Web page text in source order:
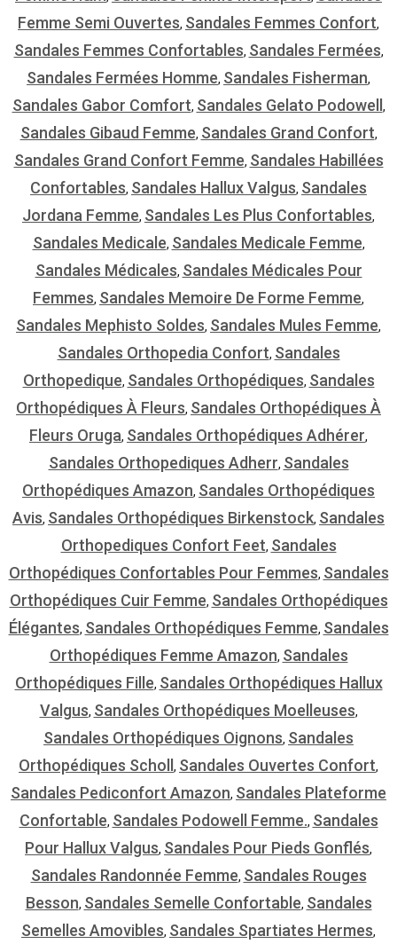
Femme Semi Ouvertes, Sandales Femmes Confort,
Sandales Femmes Confortables, Sandales Fermées,
Sandales Fermées Homme, Sandales Fisherman,
Sandales Gabor Comfort, Sandales Gelato Podowell ,
Sandales Gibaud Femme, Sandales Grand Confort,
Sandales Grand Confort Femme, Sandales Habillées
Confortables, Sandales Hallux Valgus, Sandales
Jordana Femme, Sandales Les Plus Confortables,
Sandales Medicale, Sandales Medicale Femme,
Sandales Médicales, Sandales Médicales Pour
Femmes, Sandales Memoire De Forme Femme,
Sandales Mephisto Soldes, Sandales Mules Femme,
Sandales Orthopedia Confort, Sandales
Orthopedique, Sandales Orthopédiques, Sandales
Orthopédiques À Fleurs, Sandales Orthopédiques À
Fleurs Oruga, Sandales Orthopédiques Adhérer,
Sandales Orthopediques Adherr, Sandales
Orthopédiques Amazon, Sandales Orthopédiques
Avis, Sandales Orthopédiques Birkenstock, Sandales
Orthopediques Confort Feet, Sandales
Orthopédiques Confortables Pour Femmes, Sandales
Orthopédiques Cuir Femme, Sandales Orthopédiques
Élégantes, Sandales Orthopédiques Femme, Sandales
Orthopédiques Femme Amazon, Sandales
Orthopédiques Fille, Sandales Orthopédiques Hallux
Valgus, Sandales Orthopédiques Moelleuses,
Sandales Orthopédiques Oignons, Sandales
Orthopédiques Scholl , Sandales Ouvertes Confort,
Sandales Pediconfort Amazon, Sandales Plateforme
Confortable, Sandales Podowell Femme., Sandales
Pour Hallux Valgus, Sandales Pour Pieds Gonflés,
Sandales Randonnée Femme, Sandales Rouges
Besson, Sandales Semelle Confortable, Sandales
Semelles Amovibles, Sandales Spartiates Hermes,